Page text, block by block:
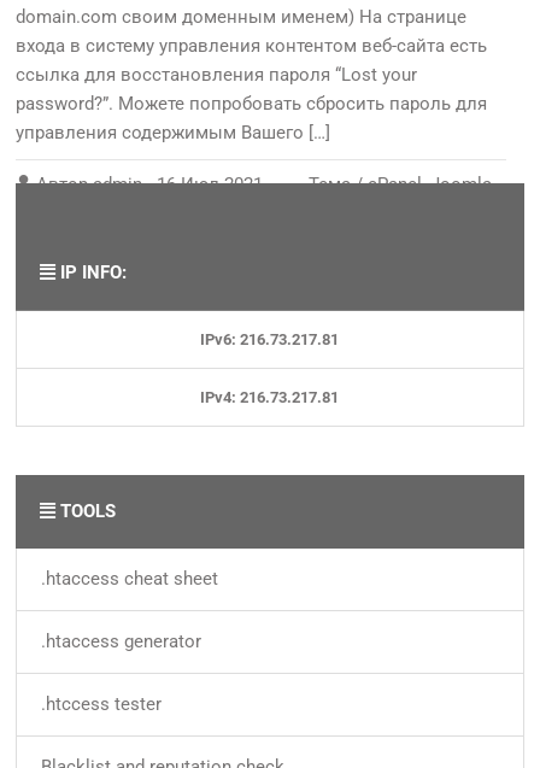
domain.com своим доменным именем) На странице
входа в систему управления контентом веб-сайта есть
ссылка для восстановления пароля “Lost your
password?”. Можете попробовать сбросить пароль для
управления содержимым Вашего […]
Авторadmin-16 Июл 2021 Тема /cPanel,Joomla,
IP INFO:
IPv6: 216.73.217.81
IPv4: 216.73.217.81
TOOLS
.htaccess cheat sheet
.htaccess generator
.htccess tester